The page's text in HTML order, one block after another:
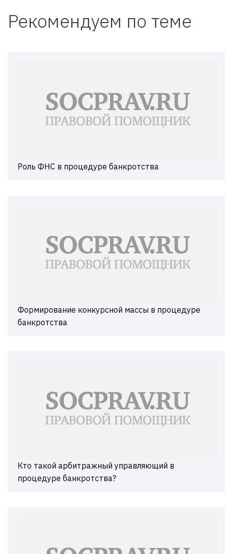
Рекомендуем по теме
Роль ФНС в процедуре банкротства
Формирование конкурсной массы в процедуре
банкротства
Кто такой арбитражный управляющий в
процедуре банкротства?